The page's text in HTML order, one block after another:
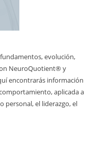
evolución,
NeuroQuotient® y
encontrarás información
aplicada a
personal, el liderazgo, el